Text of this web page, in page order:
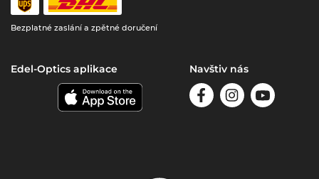
Bezplatné zaslání a zpětné doručení
Edel-Optics aplikace Navštiv nás